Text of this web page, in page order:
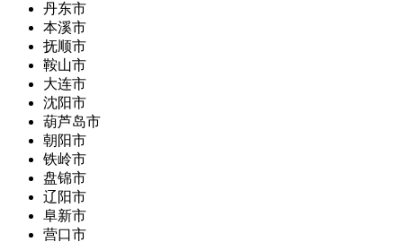
丹东市
本溪市
抚顺市
鞍山市
大连市
沈阳市
葫芦岛市
朝阳市
铁岭市
盘锦市
辽阳市
阜新市
营口市